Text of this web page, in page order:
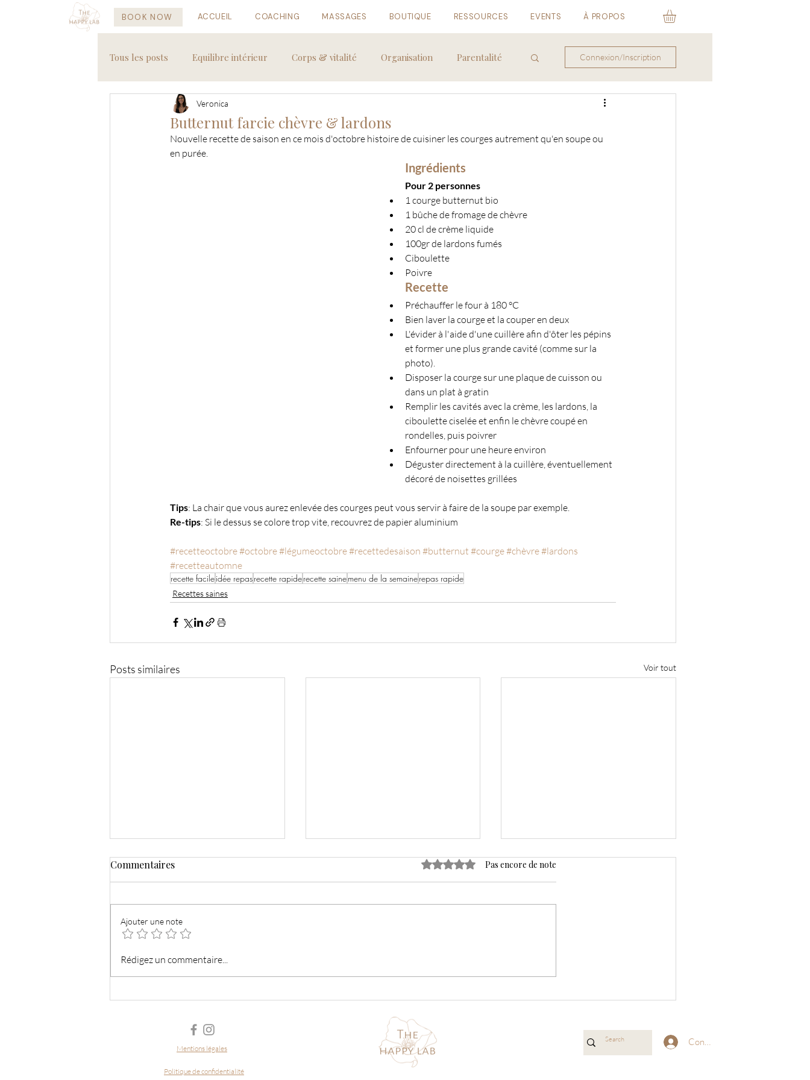
BOOK NOW ACCUEIL COACHING MASSAGES BOUTIQUE RESSOURCES EVENTS À PROPOS
Tous les posts Equilibre intérieur Corps & vitalité Organisation Parentalité
Recettes saines Voyages
Connexion/Inscription
Butternut farcie chèvre & lardons
Veronica
Nouvelle recette de saison en ce mois d'octobre histoire de cuisiner les courges autrement qu'en soupe ou
en purée.
Ingrédients
Pour 2 personnes
1 courge butternut bio
1 bûche de fromage de chèvre
20 cl de crème liquide
100gr de lardons fumés
Ciboulette
Poivre
Recette
Préchauffer le four à 180 °C
Bien laver la courge et la couper en deux
L'évider à l'aide d'une cuillère afin d'ôter les pépins
et former une plus grande cavité (comme sur la
photo).
Disposer la courge sur une plaque de cuisson ou
dans un plat à gratin
Remplir les cavités avec la crème, les lardons, la
ciboulette ciselée et enfin le chèvre coupé en
rondelles, puis poivrer
Enfourner pour une heure environ
Déguster directement à la cuillère, éventuellement
décoré de noisettes grillées
Tips: La chair que vous aurez enlevée des courges peut vous servir à faire de la soupe par exemple.
Re-tips: Si le dessus se colore trop vite, recouvrez de papier aluminium
#recetteoctobre#octobre#légumeoctobre#recettedesaison #butternut #courge#chèvre#lardons
#recetteautomne
recette facileidée repasrecette rapiderecette sainemenu de la semainerepas rapide
Recettes saines
Posts similaires Voir tout
3 variantes de houmous
Commentaires Noté 0 étoile sur 5.Pas encore de note
Ajouter une note
Rédigez un commentaire...
Mentions légales
Politique de confidentialité
Connexion